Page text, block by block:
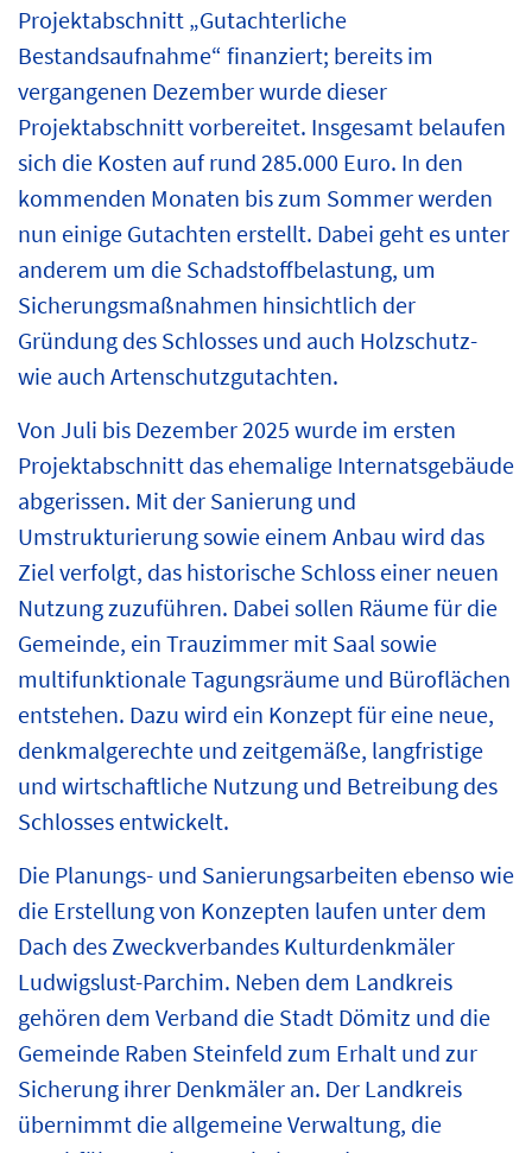
Projektabschnitt „Gutachterliche
Bestandsaufnahme“ finanziert; bereits im
vergangenen Dezember wurde dieser
Projektabschnitt vorbereitet. Insgesamt belaufen
sich die Kosten auf rund 285.000 Euro. In den
kommenden Monaten bis zum Sommer werden
nun einige Gutachten erstellt. Dabei geht es unter
anderem um die Schadstoffbelastung, um
Sicherungsmaßnahmen hinsichtlich der
Gründung des Schlosses und auch Holzschutz-
wie auch Artenschutzgutachten.
Von Juli bis Dezember 2025 wurde im ersten
Projektabschnitt das ehemalige Internatsgebäude
abgerissen. Mit der Sanierung und
Umstrukturierung sowie einem Anbau wird das
Ziel verfolgt, das historische Schloss einer neuen
Nutzung zuzuführen. Dabei sollen Räume für die
Gemeinde, ein Trauzimmer mit Saal sowie
multifunktionale Tagungsräume und Büroflächen
entstehen. Dazu wird ein Konzept für eine neue,
denkmalgerechte und zeitgemäße, langfristige
und wirtschaftliche Nutzung und Betreibung des
Schlosses entwickelt.
Die Planungs- und Sanierungsarbeiten ebenso wie
die Erstellung von Konzepten laufen unter dem
Dach des Zweckverbandes Kulturdenkmäler
Ludwigslust-Parchim. Neben dem Landkreis
gehören dem Verband die Stadt Dömitz und die
Gemeinde Raben Steinfeld zum Erhalt und zur
Sicherung ihrer Denkmäler an. Der Landkreis
übernimmt die allgemeine Verwaltung, die